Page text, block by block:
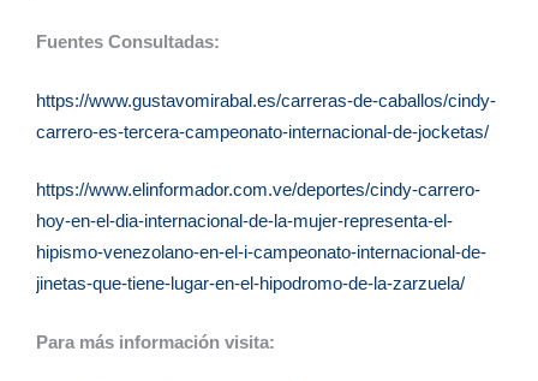
Fuentes Consultadas:
https://www.gustavomirabal.es/carreras-de-caballos/cindy-
carrero-es-tercera-campeonato-internacional-de-jocketas/
https://www.elinformador.com.ve/deportes/cindy-carrero-
hoy-en-el-dia-internacional-de-la-mujer-representa-el-
hipismo-venezolano-en-el-i-campeonato-internacional-de-
jinetas-que-tiene-lugar-en-el-hipodromo-de-la-zarzuela/
Para más información visita: